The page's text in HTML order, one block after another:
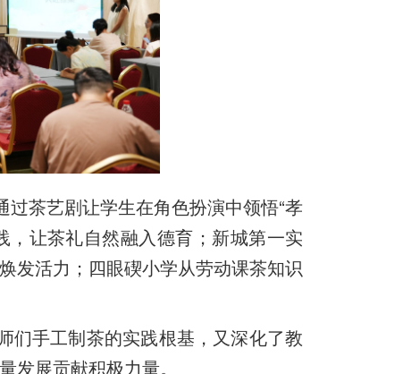
茶艺剧让学生在角色扮演中领悟“孝
，让茶礼自然融入德育；新城第一实
发活力；四眼碶小学从劳动课茶知识
们手工制茶的实践根基，又深化了教
展贡献积极力量。